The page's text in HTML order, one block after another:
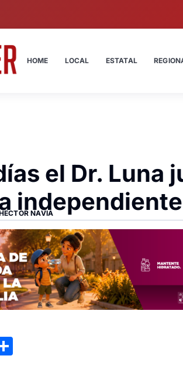
HOME LOCAL ESTATAL
el Dr. Luna
independiente
NAVIA